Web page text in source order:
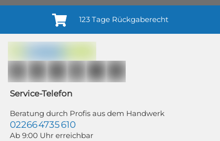
Anmelden¹
casando (Holz-Richter GmbH) sowie zur Interessen-Analyse durch
jederzeit mit Wirkung für die Zukunft und ohne Angabe von Gründen
Weitere Informationen findest du in unserer Datenschutzerklärung.
123 Tage Rückgaberecht
Service-Telefon
Beratung durch Profis aus dem Handwerk
02266 4735 610
Ab 9:00 Uhr erreichbar